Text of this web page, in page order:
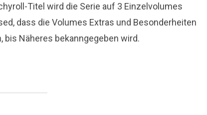
Titel wird die Serie auf 3 Einzelvolumes
dass die Volumes Extras und Besonderheiten
bis Näheres bekanngegeben wird.